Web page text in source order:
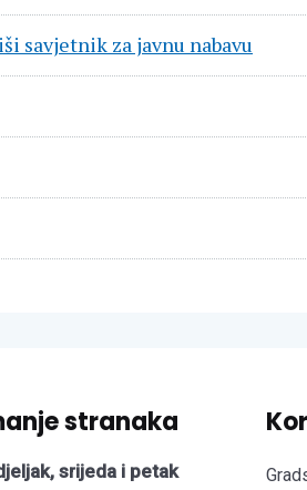
savjetnik za javnu nabavu
stranaka
srijeda i petak